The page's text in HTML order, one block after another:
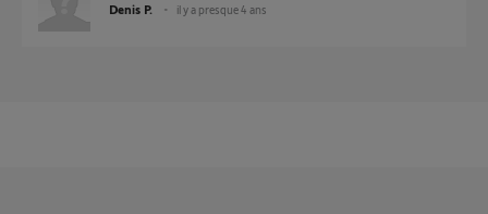
Denis P. il y a presque 4 ans